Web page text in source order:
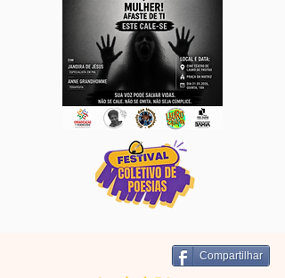
Compartilhar